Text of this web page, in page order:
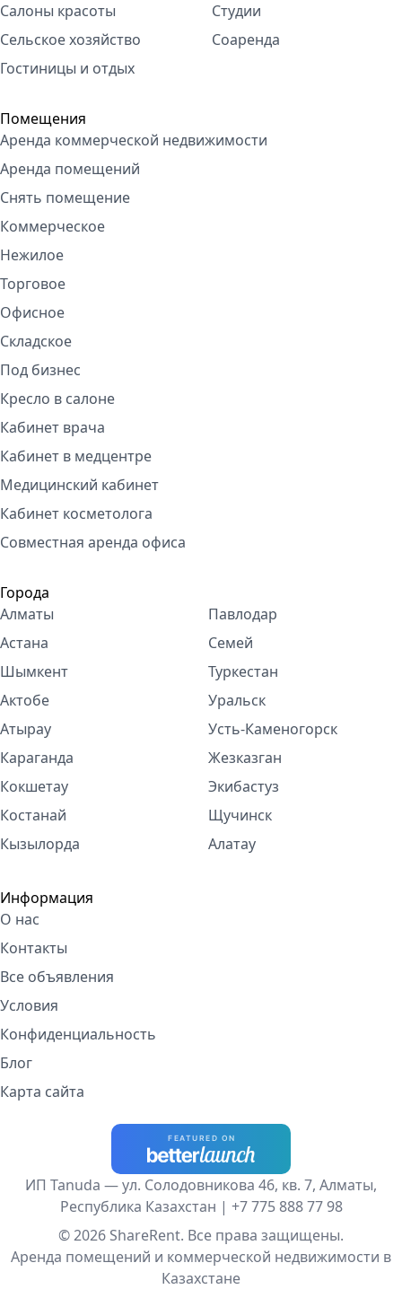
Салоны красоты
Сельское хозяйство
Гостиницы и отдых
Студии
Соаренда
Помещения
Аренда коммерческой недвижимости
Аренда помещений
Снять помещение
Коммерческое
Нежилое
Торговое
Офисное
Складское
Под бизнес
Кресло в салоне
Кабинет врача
Кабинет в медцентре
Медицинский кабинет
Кабинет косметолога
Совместная аренда офиса
Города
Алматы
Астана
Шымкент
Актобе
Атырау
Караганда
Кокшетау
Костанай
Кызылорда
Павлодар
Семей
Туркестан
Уральск
Усть-Каменогорск
Жезказган
Экибастуз
Щучинск
Алатау
Информация
О нас
Контакты
Все объявления
Условия
Конфиденциальность
Блог
Карта сайта
ИП Tanuda — ул. Солодовникова 46, кв. 7, Алматы,
Республика Казахстан | +7 775 888 77 98
© 2026 ShareRent. Все права защищены.
Аренда помещений и коммерческой недвижимости в
Казахстане